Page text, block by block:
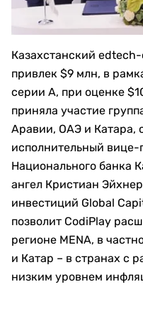
Казахстанский
привлек $9 млн, в
серии А, при оценке
приняла участие
Аравии, ОАЭ и Катара,
исполнительный вице-
Национального банка
ангел Кристиан
инвестиций Global
позволит CodiPlay
регионе MENA, в
и Катар – в странах с
низким уровнем